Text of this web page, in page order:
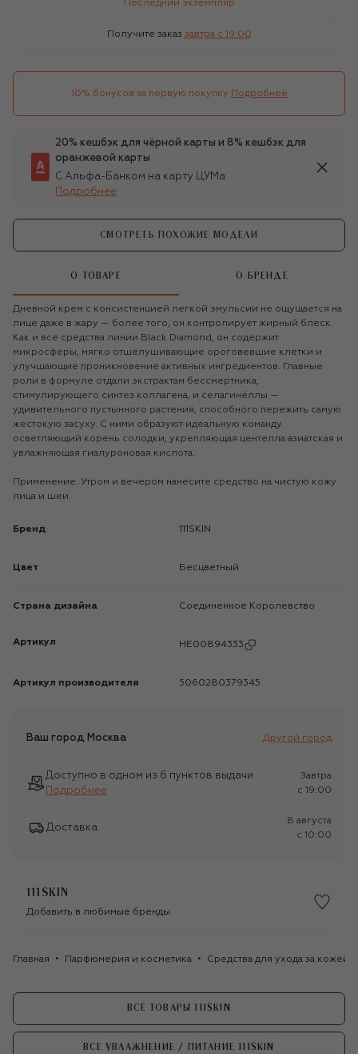
Последний экземпляр
Получите заказ завтра c 19:00
10% бонусов за первую покупку Подробнее
20% кешбэк для чёрной карты и 8% кешбэк для
оранжевой карты
С Альфа-Банком на карту ЦУМа
Подробнее
СМОТРЕТЬ ПОХОЖИЕ МОДЕЛИ
О ТОВАРЕ О БРЕНДЕ
Дневной крем с консистенцией легкой эмульсии не ощущается на
лице даже в жару — более того, он контролирует жирный блеск.
Как и все средства линии Black Diamond, он содержит
микросферы, мягко отшелушивающие ороговевшие клетки и
улучшающие проникновение активных ингредиентов. Главные
роли в формуле отдали экстрактам бессмертника,
стимулирующего синтез коллагена, и селагине́ллы —
удивительного пустынного растения, способного пережить самую
жестокую засуху. С ними образуют идеальную команду
осветляющий корень солодки, укрепляющая центелла азиатская и
увлажняющая гиалуроновая кислота.
Применение: Утром и вечером нанесите средство на чистую кожу
лица и шеи.
Бренд 111SKIN
Цвет Бесцветный
Страна дизайна Соединенное Королевство
Артикул HE00894333
Артикул производителя 5060280379345
Ваш город Москва Другой город
Доступно в одном из 6 пунктов выдачи
Подробнее
Завтра
c 19:00
Доставка
8 августа
c 10:00
111SKIN
Добавить в любимые бренды
Главная Парфюмерия и косметика Средства для ухода за кожей
ВСЕ ТОВАРЫ 111SKIN
ВСЕ УВЛАЖНЕНИЕ / ПИТАНИЕ 111SKIN